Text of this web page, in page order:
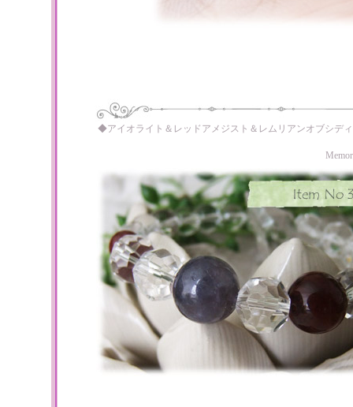
◆アイオライト＆レッドアメジスト＆レムリアンオブシデ